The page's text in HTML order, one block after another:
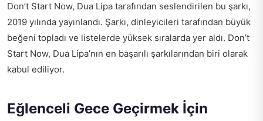
Don’t Start Now, Dua Lipa tarafından seslendirilen bu şarkı,
2019 yılında yayınlandı. Şarkı, dinleyicileri tarafından büyük
beğeni topladı ve listelerde yüksek sıralarda yer aldı. Don’t
Start Now, Dua Lipa’nın en başarılı şarkılarından biri olarak
kabul ediliyor.
Eğlenceli Gece Geçirmek İçin